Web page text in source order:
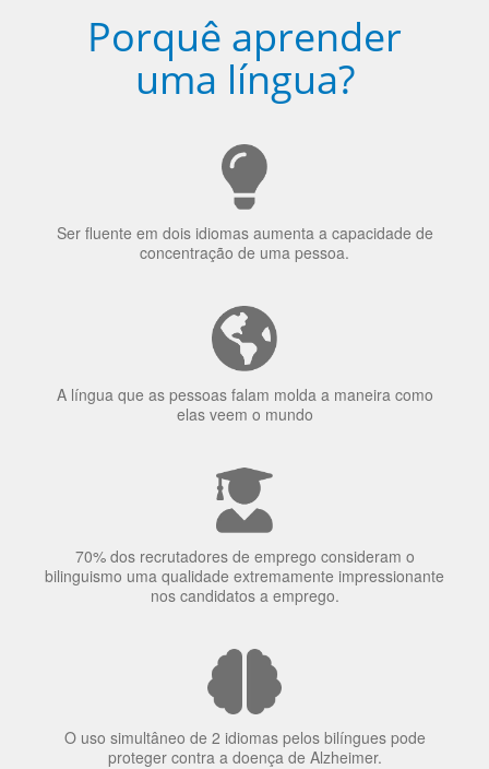
Porquê aprender
uma língua?
Ser fluente em dois idiomas aumenta a capacidade de
concentração de uma pessoa.
A língua que as pessoas falam molda a maneira como
elas veem o mundo
70% dos recrutadores de emprego consideram o
bilinguismo uma qualidade extremamente impressionante
nos candidatos a emprego.
O uso simultâneo de 2 idiomas pelos bilíngues pode
proteger contra a doença de Alzheimer.